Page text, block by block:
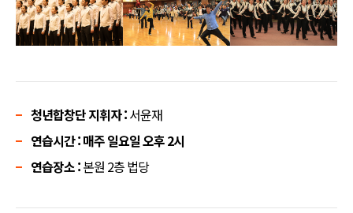
청년합창단 지휘자 :서윤재
연습시간 : 매주 일요일 오후 2시
연습장소 :본원 2층 법당